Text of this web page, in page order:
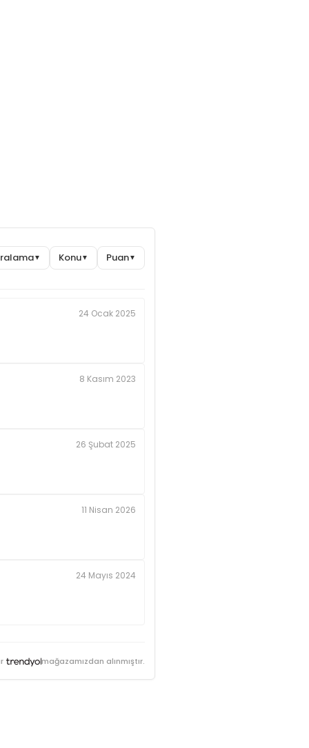
▼ Konu▼ Puan▼
24 Ocak 2025
8 Kasım 2023
26 Şubat 2025
11 Nisan 2026
24 Mayıs 2024
mağazamızdan alınmıştır.